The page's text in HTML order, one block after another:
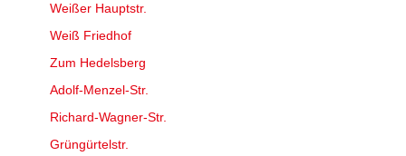
Weißer Hauptstr.
Weiß Friedhof
Zum Hedelsberg
Adolf-Menzel-Str.
Richard-Wagner-Str.
Grüngürtelstr.